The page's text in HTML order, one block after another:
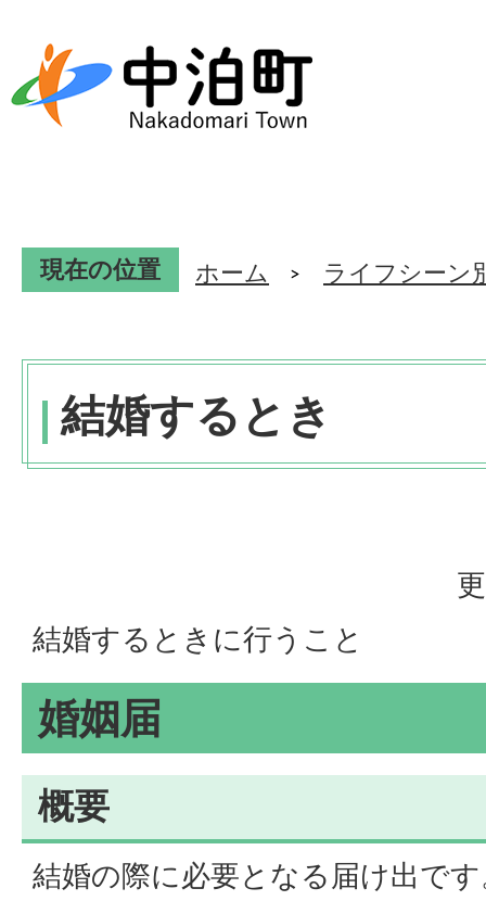
現在の位置 ホーム ライフシーン
結婚するとき
結婚するときに行うこと
婚姻届
概要
結婚の際に必要となる届け出で